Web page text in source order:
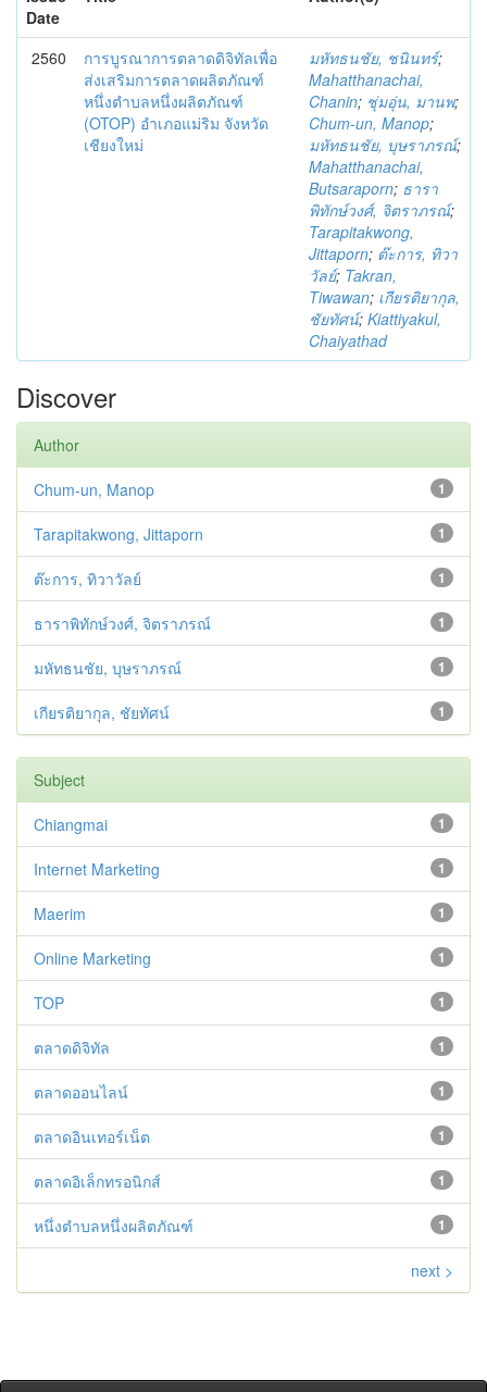
Date
2560
การบูรณาการตลาดดิจิทัลเพื่อ
ส่งเสริมการตลาดผลิตภัณฑ์
หนึ่งตำบลหนึ่งผลิตภัณฑ์
(OTOP) อำเภอแม่ริม จังหวัด
เชียงใหม่
มหัทธนชัย, ชนินทร์;
Mahatthanachai,
Chanin; ชุ่มอุ่น, มานพ;
Chum-un, Manop;
มหัทธนชัย, บุษราภรณ์;
Mahatthanachai,
Butsaraporn; ธารา
พิทักษ์วงศ์, จิตราภรณ์;
Tarapitakwong,
Jittaporn; ต๊ะการ, ทิวา
วัลย์; Takran,
Tiwawan; เกียรติยากุล,
ชัยทัศน์; Kiattiyakul,
Chaiyathad
Discover
Author
1
Chum-un, Manop
1
Tarapitakwong, Jittaporn
1
ต๊ะการ, ทิวาวัลย์
1
ธาราพิทักษ์วงศ์, จิตราภรณ์
1
มหัทธนชัย, บุษราภรณ์
1
เกียรติยากุล, ชัยทัศน์
Subject
1
Chiangmai
1
Internet Marketing
1
Maerim
1
Online Marketing
1
TOP
1
ตลาดดิจิทัล
1
ตลาดออนไลน์
1
ตลาดอินเทอร์เน็ต
1
ตลาดอิเล็กทรอนิกส์
1
หนึ่งตำบลหนึ่งผลิตภัณฑ์
next >